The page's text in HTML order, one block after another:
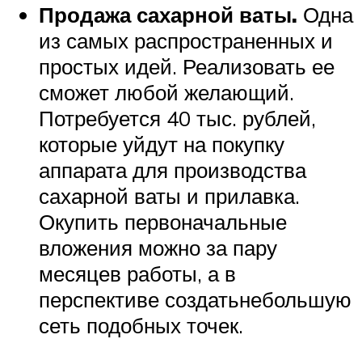
Продажа сахарной ваты. Одна
из самых распространенных и
простых идей. Реализовать ее
сможет любой желающий.
Потребуется 40 тыс. рублей,
которые уйдут на покупку
аппарата для производства
сахарной ваты и прилавка.
Окупить первоначальные
вложения можно за пару
месяцев работы, а в
перспективе создатьнебольшую
сеть подобных точек.